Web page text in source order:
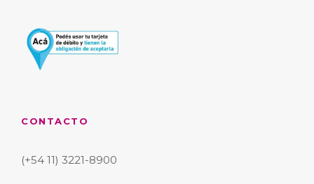
CONTACTO
(+54 11) 3221-8900